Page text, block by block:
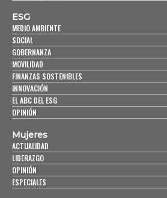
ESG
MEDIO AMBIENTE
SOCIAL
GOBERNANZA
MOVILIDAD
FINANZAS SOSTENIBLES
INNOVACIÓN
EL ABC DEL ESG
OPINIÓN
Mujeres
ACTUALIDAD
LIDERAZGO
OPINIÓN
ESPECIALES